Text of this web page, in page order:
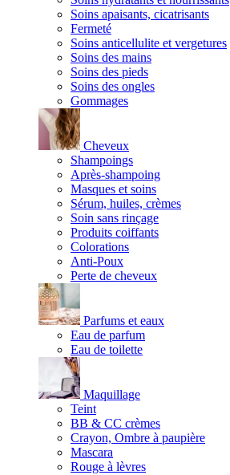
Soins apaisants, cicatrisants
Fermeté
Soins anticellulite et vergetures
Soins des mains
Soins des pieds
Soins des ongles
Gommages
Cheveux
Shampoings
Après-shampoing
Masques et soins
Sérum, huiles, crèmes
Soin sans rinçage
Produits coiffants
Colorations
Anti-Poux
Perte de cheveux
Parfums et eaux
Eau de parfum
Eau de toilette
Maquillage
Teint
BB & CC crèmes
Crayon, Ombre à paupière
Mascara
Rouge à lèvres